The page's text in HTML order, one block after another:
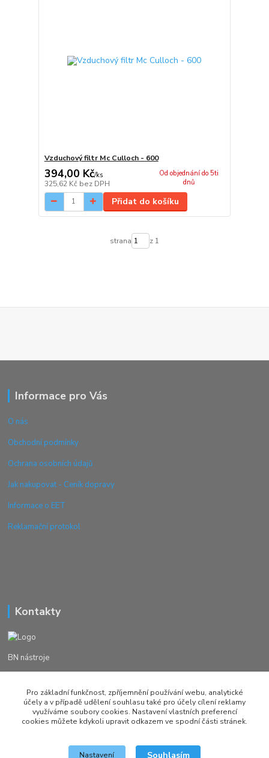
Vzduchový filtr Mc Culloch - 600
394,00 Kč/ks
325,62 Kč bez DPH
Od objednání do 5ti
dnů
Přidat do košíku
strana z 1
Informace pro Vás
O nás
Obchodní podmínky
Ochrana osobních údajů
Jak nakupovat - Ceník dopravy
Informace o EET
Reklamační protokol
Kontakty
BN nástroje
+420 777982023
brusirnanastroju@seznam.cz
Pro základní funkčnost, zpříjemnění používání webu, analytické
účely a v případě udělení souhlasu také pro účely cílení reklamy
využíváme soubory cookies. Nastavení vlastních preferencí
cookies můžete kdykoli upravit odkazem ve spodní části stránek.
Nastavení Souhlasím